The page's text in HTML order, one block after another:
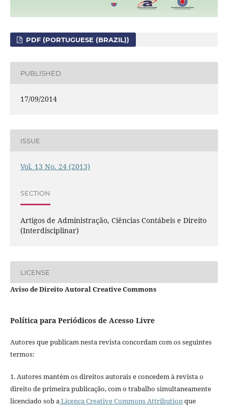
PDF (PORTUGUESE (BRAZIL))
PUBLISHED
17/09/2014
ISSUE
Vol. 13 No. 24 (2013)
SECTION
Artigos de Administração, Ciências Contábeis e Direito
(Interdisciplinar)
LICENSE
Aviso de Direito Autoral Creative Commons
Política para Periódicos de Acesso Livre
Autores que publicam nesta revista concordam com os seguintes
termos:
1. Autores mantém os direitos autorais e concedem à revista o
direito de primeira publicação, com o trabalho simultaneamente
licenciado sob aLicença Creative Commons Attributionque